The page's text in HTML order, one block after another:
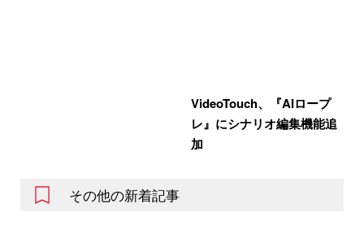
VideoTouch、『AIロープ
レ』にシナリオ編集機能追
加
その他の新着記事